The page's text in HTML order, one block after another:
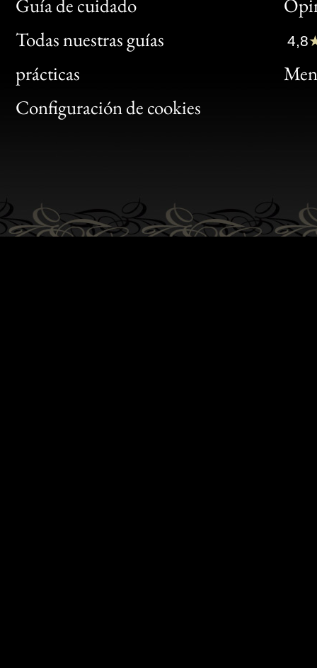
Guía de cuidado
Todas nuestras guías
prácticas
Configuración de cookies
Clic
Bon
4,8